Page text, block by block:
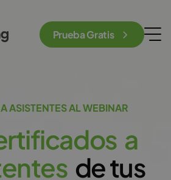
Prueba Gratis
ASISTENTES AL WEBINAR
rtificados a
entes de tus